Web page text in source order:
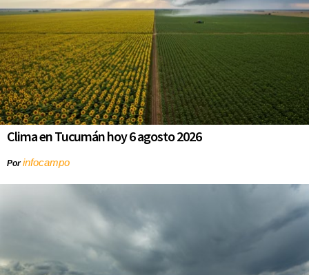
Clima en Tucumán hoy 6 agosto 2026
Porinfocampo